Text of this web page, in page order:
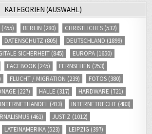
KATEGORIEN (AUSWAHL)
(455) BERLIN (280) CHRISTLICHES (532)
DATENSCHUTZ (805) DEUTSCHLAND (1899)
SICHERHEIT (845) EUROPA (1650)
FACEBOOK (245) FERNSEHEN (253)
FLUCHT / MIGRATION (239) FOTOS (380)
(227) HALLE (317) HARDWARE (721)
INTERNETHANDEL (413) INTERNETRECHT (483)
(461) JUSTIZ (1012)
LATEINAMERIKA (523) LEIPZIG (397)